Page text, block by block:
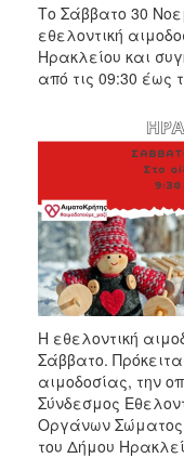
2021
2020
2019
2017
2015
2013
2012
2011
2010
2006
Το Σάββατο 30
εθελοντική
Ηρακλείου και
από τις 09:30 έως
Η εθελοντική
Σάββατο.
αιμοδοσίας, την
Σύνδεσμος
Οργάνων Σώματος
του Δήμου